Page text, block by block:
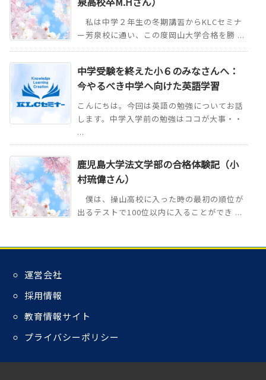
私は中学２年生の冬期講習からKLCセミナ
ー芳泉校に通い、この度岡山大学合格を勝 ...
中学受験を終えた小６のみなさんへ：
今やるべき中学へ向けた英語学習
こんにちは。今回は英語の勉強についてお話
します。中学入学前の勉強はココが大事・・
...
鹿児島大学法文学部の合格体験記（小
村琉偉さん）
僕は、操山高校に入った時の最初の順位が
出るテストで100位以内に入ることができ ...
運営会社
採用情報
教育情報サイト
プライバシーポリシー